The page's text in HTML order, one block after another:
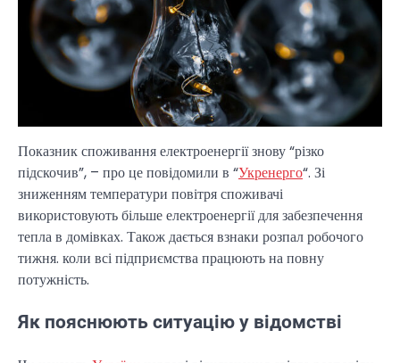
Показник споживання електроенергії знову “різко
підскочив”, – про це повідомили в “Укренерго“. Зі
зниженням температури повітря споживачі
використовують більше електроенергії для забезпечення
тепла в домівках. Також дається взнаки розпал робочого
тижня. коли всі підприємства працюють на повну
потужність.
Як пояснюють ситуацію у відомстві